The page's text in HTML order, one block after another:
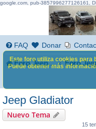
google.com, pub-3857996277126161,
FAQ Donar
Foro Jeep Renegade
Jeep Gladiator
Nuevo Tema
15
Este foro utiliza cookies para
Puede obtener más